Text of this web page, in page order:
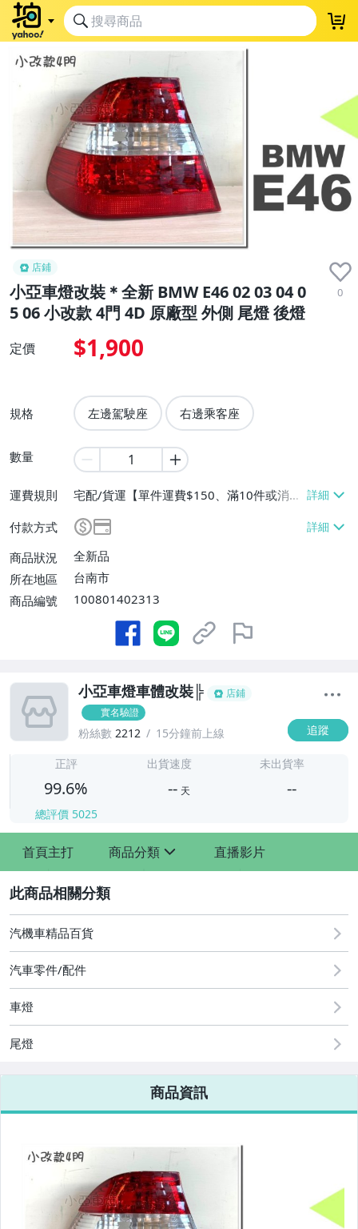
店鋪
小亞車燈改裝＊全新 BMW E46 02 03 04 0
5 06 小改款 4門 4D 原廠型 外側 尾燈 後燈
0
定價 $1,900
規格 左邊駕駛座 右邊乘客座
數量
運費規則
宅配/貨運【單件運費$150、滿10件或消費
【免運費】
付款方式
商品狀況
全新品
所在地區
台南市
商品編號
100801402313
小亞車燈車體改裝╠
店鋪
實名驗證
粉絲數 2212 15分鐘前上線 追蹤
正評
99.6%
總評價 5025
出貨速度
-- 天
未出貨率
--
首頁主打 商品分類
其他汽車零配件
原廠=規格大燈.正廠大燈
改裝=R8燈眉款DRL大燈
手工改=3D/CCFL/COB光圈魚眼大燈
客製=光圈魚眼導光條日行燈系列
直播影片
汽機車精品百貨
汽車零件/配件
車燈
尾燈
商品資訊